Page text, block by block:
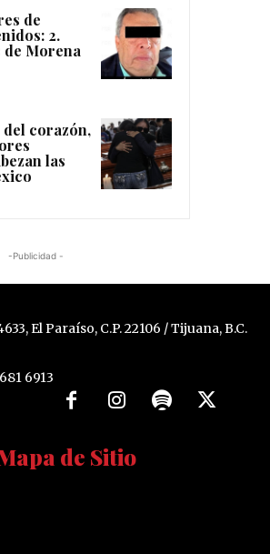
de
2.
de Morena
del corazón,
las
-Publicidad -
El Paraíso, C.P. 22106 / Tijuana, B.C.
6913
de Sitio